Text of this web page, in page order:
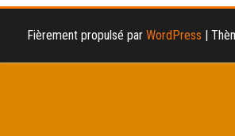
Fièrement propulsé par WordPress |